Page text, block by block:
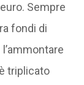
Sempre
fondi di
triplicato